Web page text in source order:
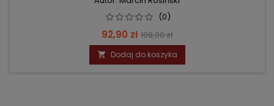
(0)
Cena
92,90 zł Cena
podstawowa
109,00 zł
 Dodaj do koszyka